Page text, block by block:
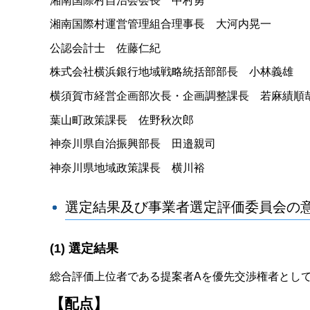
湘南国際村運営管理組合理事長 大河内晃一
公認会計士 佐藤仁紀
株式会社横浜銀行地域戦略統括部部長 小林義雄
横須賀市経営企画部次長・企画調整課長 若麻績順
葉山町政策課長 佐野秋次郎
神奈川県自治振興部長 田邉親司
神奈川県地域政策課長 横川裕
選定結果及び事業者選定評価委員会の
(1) 選定結果
総合評価上位者である提案者Aを優先交渉権者とし
【配点】